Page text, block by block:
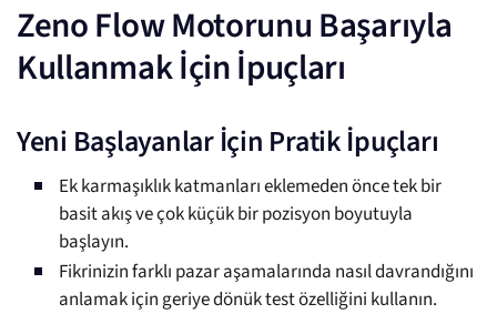
Zeno Flow Motorunu Başarıyla
Kullanmak İçin İpuçları
Yeni Başlayanlar İçin Pratik İpuçları
Ek karmaşıklık katmanları eklemeden önce tek bir
basit akış ve çok küçük bir pozisyon boyutuyla
başlayın.
Fikrinizin farklı pazar aşamalarında nasıl davrandığını
anlamak için geriye dönük test özelliğini kullanın.